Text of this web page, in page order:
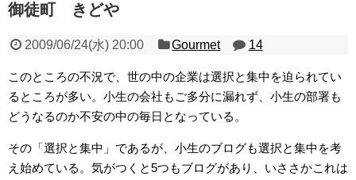
御徒町 きどや
2009/06/24(水) 20:00 Gourmet 14
このところの不況で、世の中の企業は選択と集中を迫られてい
るところが多い。小生の会社もご多分に漏れず、小生の部署も
どうなるのか不安の中の毎日となっている。
その「選択と集中」であるが、小生のブログも選択と集中を考
え始めている。気がつくと5つもブログがあり、いささかこれは